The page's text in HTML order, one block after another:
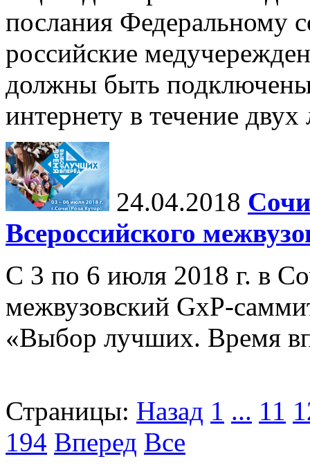
послания Федеральному
российские
должны быть
интернету в течение двух
24.04.2018
Всероссийского
С 3 по 6 июля 2018 г. в
межвузовский GxP-
«Выбор лучших. Время
Страницы: Назад 1 ... 11
194 Вперед Все